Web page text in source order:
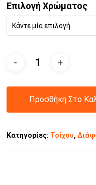
Επιλογή Χρώματος
Κάντε μία επιλογή
Προσθήκη Στο
Κατηγορίες: Τοίχου,